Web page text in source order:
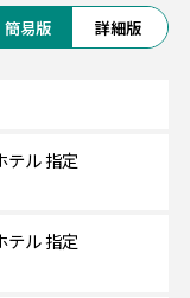
海岸沿いのプロムナ
ビーチは目の前。
年上位の実績を誇り
簡易版 詳細版
テル 指定
テル 指定